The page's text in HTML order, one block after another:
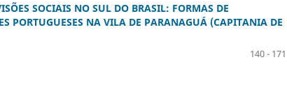
SOCIAIS NO SUL DO BRASIL: FORMAS DE
PORTUGUESES NA VILA DE PARANAGUÁ (CAPITANIA DE
140 - 171